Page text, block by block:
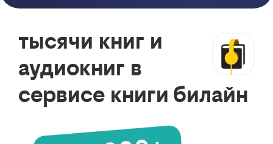
тысячи книг и
аудиокниг в
сервисе книги билайн